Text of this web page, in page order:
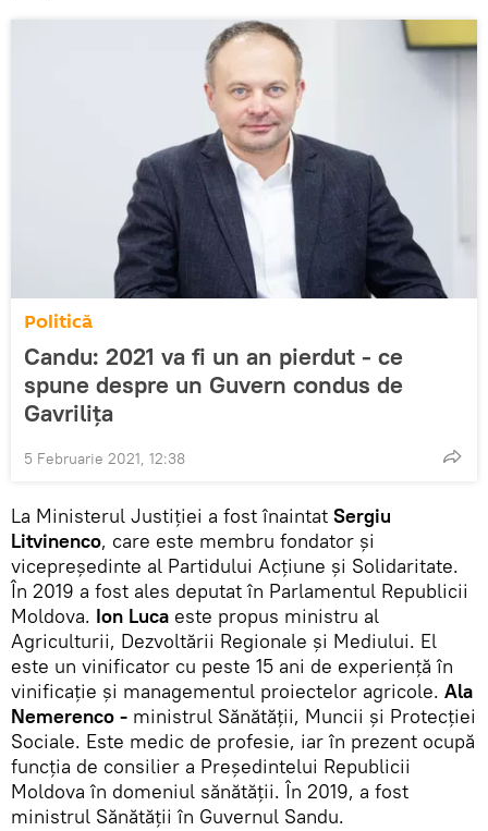
Politică
Candu: 2021 va fi un an pierdut - ce
spune despre un Guvern condus de
Gavrilița
5 Februarie 2021, 12:38
La Ministerul Justiției a fost înaintat Sergiu
Litvinenco, care este membru fondator și
vicepreședinte al Partidului Acțiune și Solidaritate.
În 2019 a fost ales deputat în Parlamentul Republicii
Moldova. Ion Luca este propus ministru al
Agriculturii, Dezvoltării Regionale și Mediului. El
este un vinificator cu peste 15 ani de experiență în
vinificație și managementul proiectelor agricole. Ala
Nemerenco - ministrul Sănătății, Muncii și Protecției
Sociale. Este medic de profesie, iar în prezent ocupă
funcția de consilier a Președintelui Republicii
Moldova în domeniul sănătății. În 2019, a fost
ministrul Sănătății în Guvernul Sandu.